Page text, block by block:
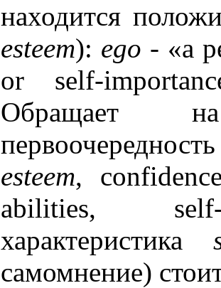
находится
esteem): ego - «a
or self-
Обращает
esteem,
abilities, self-
характеристика
самомнение)